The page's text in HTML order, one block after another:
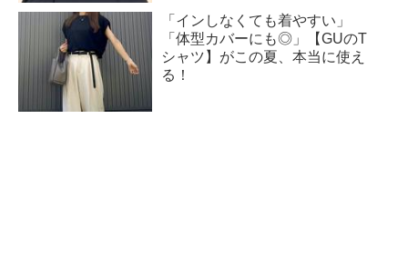
「インしなくても着やすい」
「体型カバーにも◎」【GUのT
シャツ】がこの夏、本当に使え
る！